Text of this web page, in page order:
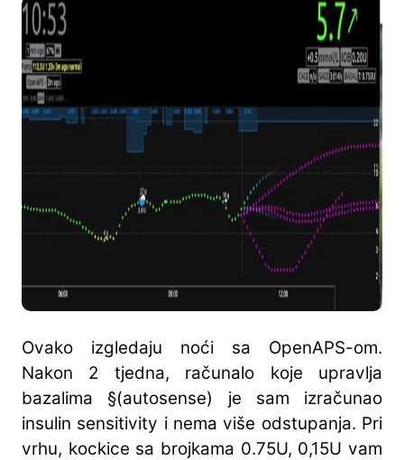
Ovako izgledaju noći sa OpenAPS-om.
Nakon 2 tjedna, računalo koje upravlja
bazalima §(autosense) je sam izračunao
insulin sensitivity i nema više odstupanja. Pri
vrhu, kockice sa brojkama 0.75U, 0,15U vam